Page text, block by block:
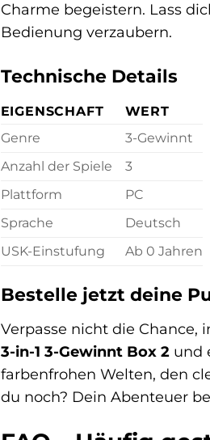
Charme begeistern. Lass
Bedienung verzaubern.
Technische Details
EIGENSCHAFT
WERT
Genre
3-Gewinnt
Anzahl der Spiele
3
Plattform
PC
Sprache
Deutsch
USK-Einstufung
Ab 0 Jahren
Bestelle jetzt deine
Verpasse nicht die Chance,
3-in-1 3-Gewinnt Box 2und
farbenfrohen Welten, den
du noch? Dein Abenteuer